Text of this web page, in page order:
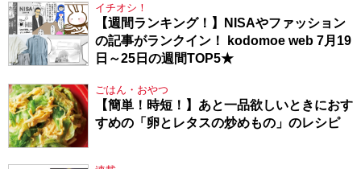
イチオシ！
【週間ランキング！】NISAやファッション
の記事がランクイン！ kodomoe web 7月19
日～25日の週間TOP5★
ごはん・おやつ
【簡単！時短！】あと一品欲しいときにおす
すめの「卵とレタスの炒めもの」のレシピ